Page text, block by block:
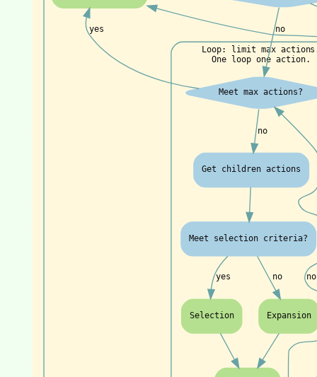
Loop: limit max
One loop one action.
Meet max actions?
no
yes
Get children actions
no
Meet selection criteria?
Selection
yes
Expansion
no no